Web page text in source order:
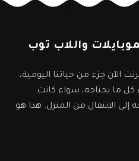
واللاب توب
الآن جزء من حياتنا اليومية،
كل ما يحتاجه، سواء كانت
إلى الانتقال من المنزل. هذا هو